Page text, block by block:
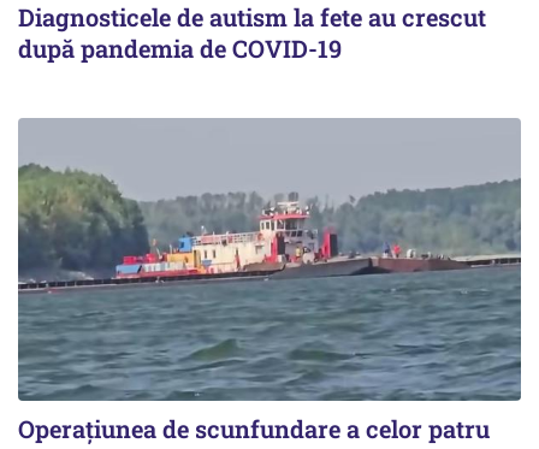
Diagnosticele de autism la fete au crescut
după pandemia de COVID-19
Operațiunea de scunfundare a celor patru